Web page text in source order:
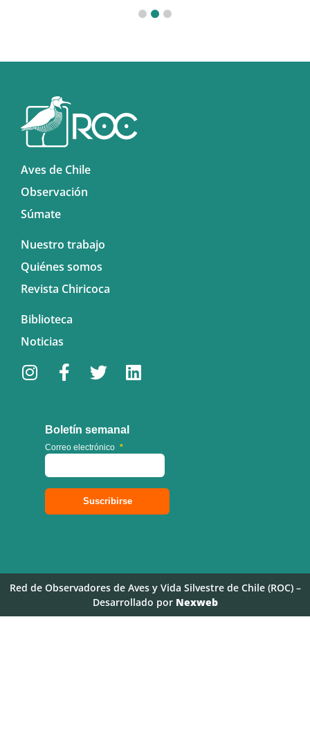
Aves de Chile
Observación
Súmate
Nuestro trabajo
Quiénes somos
Revista Chiricoca
Biblioteca
Noticias
Boletín semanal
Correo electrónico *
Red de Observadores de Aves y Vida Silvestre de Chile (ROC) –
Desarrollado por Nexweb